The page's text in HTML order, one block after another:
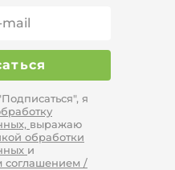
я
выражаю
обработки
и
соглашением /